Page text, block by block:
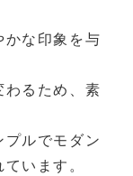
かな印象を与
わるため、素
ルでモダン
います。